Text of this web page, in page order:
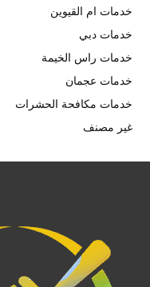
خدمات ام القيوين
خدمات دبي
خدمات راس الخيمة
خدمات عجمان
خدمات مكافحة الحشرات
غير مصنف